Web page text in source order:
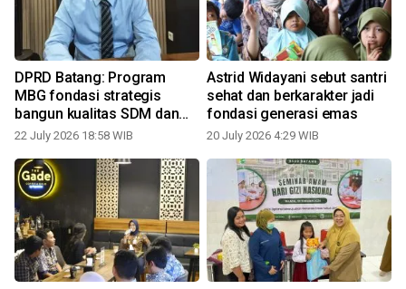
DPRD Batang: Program
MBG fondasi strategis
bangun kualitas SDM dan
gerakkan ekonomi
22 July 2026 18:58 WIB
Astrid Widayani sebut santri
sehat dan berkarakter jadi
fondasi generasi emas
20 July 2026 4:29 WIB